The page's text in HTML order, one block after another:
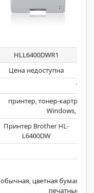
HLL6400DWR1
Цена недоступна
1
принтер, тонер-
Windows,
Принтер Brother HL-
L6400DW
обычная, цветная бумага,
печатные